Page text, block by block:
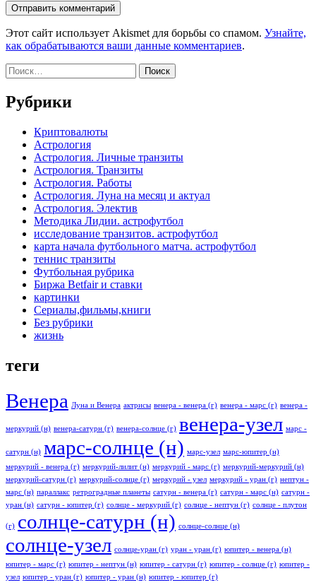
Этот сайт использует Akismet для борьбы со спамом. Узнайте,
как обрабатываются ваши данные комментариев.
Найти:
Рубрики
Криптовалюты
Астрология
Астрология. Личные транзиты
Астрология. Транзиты
Астрология. Работы
Астрология. Луна на месяц и актуал
Астрология. Электив
Методика Лидии. астрофутбол
исследование транзитов. астрофутбол
карта начала футбольного матча. астрофутбол
теннис транзиты
Футбольная рубрика
Биржа Betfair и ставки
картинки
Сериалы,фильмы,книги
Без рубрики
жизнь
теги
Венера Луна и Венера актрисы венера - венера (г) венера - марс (г) венера -
меркурий (н) венера-сатурн (г) венера-солнце (г) венера-узел марс -
сатурн (н) марс-солнце (н) марс-узел марс-юпитер (н)
меркурий - венера (г) меркурий-лилит (н) меркурий - марс (г) меркурий-меркурий (н)
меркурий-сатурн (г) меркурий-солнце (г) меркурий - узел меркурий - уран (г) нептун -
марс (н) параллакс ретроградные планеты сатурн - венера (г) сатурн - марс (н) сатурн -
уран (н) сатурн - юпитер (г) солнце - меркурий (г) солнце - нептун (г) солнце - плутон
(г) солнце-сатурн (н) солнце-солнце (н)
солнце-узел солнце-уран (г) уран - уран (г) юпитер - венера (н)
юпитер - марс (г) юпитер - нептун (н) юпитер - сатурн (г) юпитер - солнце (г) юпитер -
узел юпитер - уран (г) юпитер - уран (н) юпитер - юпитер (г)